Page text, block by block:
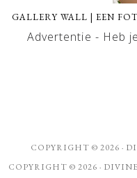
GALLERY WALL | EEN
Advertentie - Heb
COPYRIGHT © 2026 ·
COPYRIGHT © 2026 ·